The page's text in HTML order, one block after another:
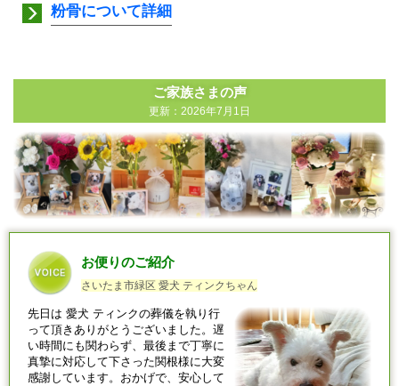
粉骨について詳細
ご家族さまの声
更新：2026年7月1日
お便りのご紹介
さいたま市緑区 愛犬 ティンクちゃん
先日は 愛犬 ティンクの葬儀を執り行
って頂きありがとうございました。遅
い時間にも関わらず、最後まで丁寧に
真摯に対応して下さった関根様に大変
感謝しています。おかげで、安心して